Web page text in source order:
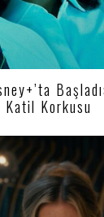
Katil Korkusu